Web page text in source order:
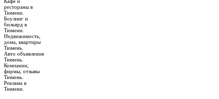
рестораны в
Тюмени.
Боулинг и
бильярд в
Тюмени.
Недвижимость,
дома, квартиры
Тюмень.
Авто объявления
Тюмень.
Компании,
фирмы, отзывы
Тюмень.
Реклама в
Тюмени.